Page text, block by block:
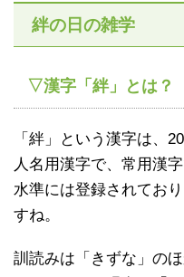
絆の日の雑学
▽漢字「絆」とは？
「絆」という漢字は、
人名用漢字で、常用漢
水準には登録されてお
すね。
訓読みは「きずな」の